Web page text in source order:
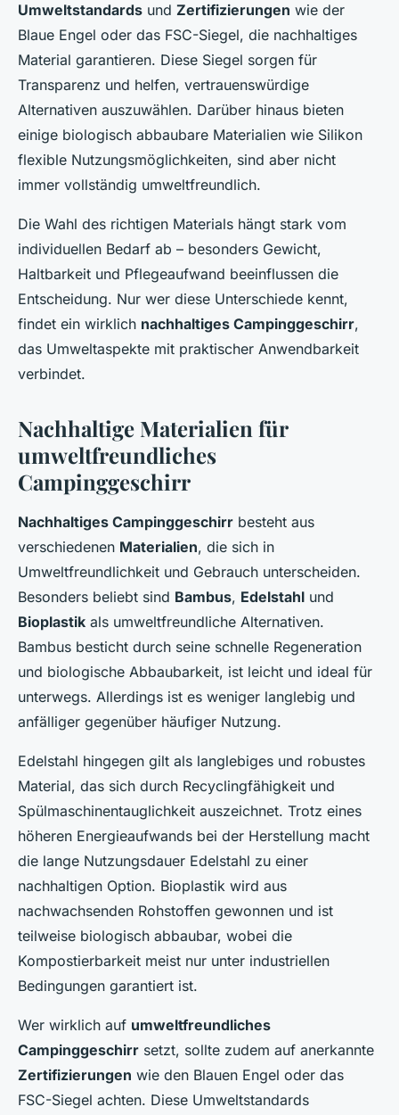
Umweltstandards und Zertifizierungen wie der
Blaue Engel oder das FSC-Siegel, die nachhaltiges
Material garantieren. Diese Siegel sorgen für
Transparenz und helfen, vertrauenswürdige
Alternativen auszuwählen. Darüber hinaus bieten
einige biologisch abbaubare Materialien wie Silikon
flexible Nutzungsmöglichkeiten, sind aber nicht
immer vollständig umweltfreundlich.
Die Wahl des richtigen Materials hängt stark vom
individuellen Bedarf ab – besonders Gewicht,
Haltbarkeit und Pflegeaufwand beeinflussen die
Entscheidung. Nur wer diese Unterschiede kennt,
findet ein wirklich nachhaltiges Campinggeschirr,
das Umweltaspekte mit praktischer Anwendbarkeit
verbindet.
Nachhaltige Materialien für
umweltfreundliches
Campinggeschirr
Nachhaltiges Campinggeschirr besteht aus
verschiedenen Materialien, die sich in
Umweltfreundlichkeit und Gebrauch unterscheiden.
Besonders beliebt sind Bambus, Edelstahl und
Bioplastik als umweltfreundliche Alternativen.
Bambus besticht durch seine schnelle Regeneration
und biologische Abbaubarkeit, ist leicht und ideal für
unterwegs. Allerdings ist es weniger langlebig und
anfälliger gegenüber häufiger Nutzung.
Edelstahl hingegen gilt als langlebiges und robustes
Material, das sich durch Recyclingfähigkeit und
Spülmaschinentauglichkeit auszeichnet. Trotz eines
höheren Energieaufwands bei der Herstellung macht
die lange Nutzungsdauer Edelstahl zu einer
nachhaltigen Option. Bioplastik wird aus
nachwachsenden Rohstoffen gewonnen und ist
teilweise biologisch abbaubar, wobei die
Kompostierbarkeit meist nur unter industriellen
Bedingungen garantiert ist.
Wer wirklich auf umweltfreundliches
Campinggeschirr setzt, sollte zudem auf anerkannte
Zertifizierungen wie den Blauen Engel oder das
FSC-Siegel achten. Diese Umweltstandards